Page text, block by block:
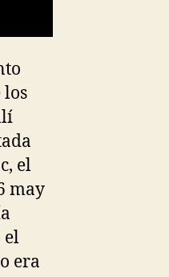
los
el
may
el
era